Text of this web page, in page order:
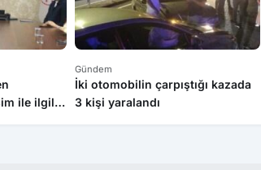
ile ilgili
Gündem
İki otomobilin çarpıştığı kazada
3 kişi yaralandı